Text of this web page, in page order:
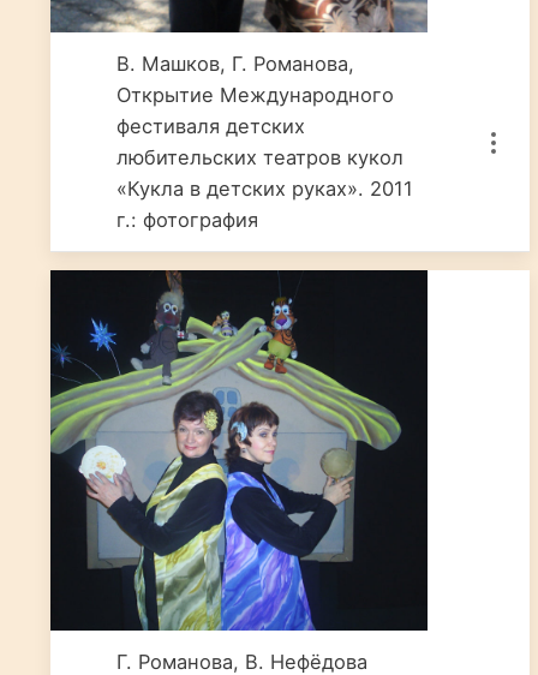
В. Машков, Г. Романова,
Открытие Международного
фестиваля детских
любительских театров кукол
«Кукла в детских руках». 2011
г.: фотография
Г. Романова, В. Нефёдова